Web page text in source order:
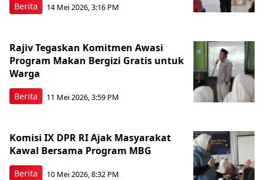
Berita 14 Mei 2026, 3:16 PM
Berita
Rajiv Tegaskan Komitmen Awasi
Program Makan Bergizi Gratis untuk
Warga
11 Mei 2026, 3:59 PM
Berita
Komisi IX DPR RI Ajak Masyarakat
Kawal Bersama Program MBG
10 Mei 2026, 8:32 PM